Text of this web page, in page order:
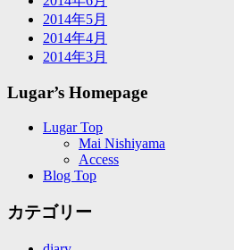
2014年5月
2014年4月
2014年3月
Lugar’s Homepage
Lugar Top
Mai Nishiyama
Access
Blog Top
カテゴリー